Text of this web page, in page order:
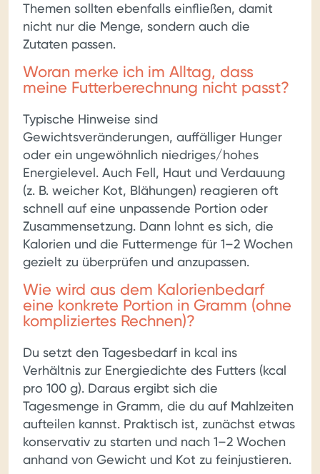
Themen sollten ebenfalls einfließen, damit
nicht nur die Menge, sondern auch die
Zutaten passen.
Woran merke ich im Alltag, dass
meine Futterberechnung nicht passt?
Typische Hinweise sind
Gewichtsveränderungen, auffälliger Hunger
oder ein ungewöhnlich niedriges/hohes
Energielevel. Auch Fell, Haut und Verdauung
(z. B. weicher Kot, Blähungen) reagieren oft
schnell auf eine unpassende Portion oder
Zusammensetzung. Dann lohnt es sich, die
Kalorien und die Futtermenge für 1–2 Wochen
gezielt zu überprüfen und anzupassen.
Wie wird aus dem Kalorienbedarf
eine konkrete Portion in Gramm (ohne
kompliziertes Rechnen)?
Du setzt den Tagesbedarf in kcal ins
Verhältnis zur Energiedichte des Futters (kcal
pro 100 g). Daraus ergibt sich die
Tagesmenge in Gramm, die du auf Mahlzeiten
aufteilen kannst. Praktisch ist, zunächst etwas
konservativ zu starten und nach 1–2 Wochen
anhand von Gewicht und Kot zu feinjustieren.